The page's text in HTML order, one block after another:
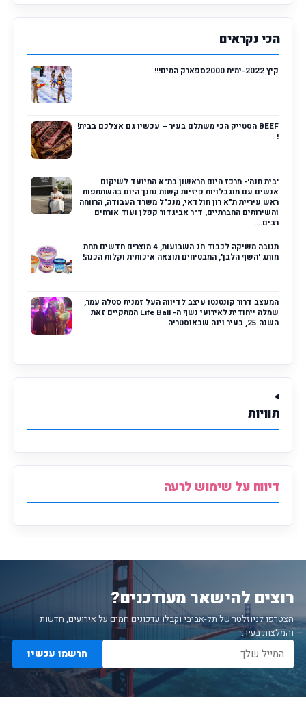
הכי נקראים
קיץ 2022-ימית 2000ספארק המים!!!
BEEF הסטייק הכי משתלם בעיר – עכשיו גם אצלכם בבית!
!
'בית חנה'- מרכז היום הראשון בת"א המיועד לשיקום
אנשים עם מוגבלויות פיזיות קשות נחנך היום בהשתתפות
ראש עיריית ת"א רון חולדאי, מנכ"ל משרד העבודה, הרווחה
והשירותים החברתיים, ד"ר אביגדור קפלן ועוד אורחים
רבים....
תנובה משיקה לכבוד חג השבועות, 4 מוצרים חדשים תחת
מותג 'השף הלבן', המבטיחים תוצאה איכותית וקלות הכנה!
המעצב דרור קונטנטו עיצב לדיווה העל זמנית סטלה עמר,
שמלה ייחודית לאירועי נשף ה- Life Ball המתקיים זאת
השנה 25, בעיר וינה שבאוסטריה.
תוויות
דיווח על שימוש לרעה
רוצים להישאר מעודכנים?
הצטרפו לניוזלטר של תל-אביבי וקבלו עדכונים חמים על אירועים, חדשות
והמלצות בעיר.
הרשמו עכשיו